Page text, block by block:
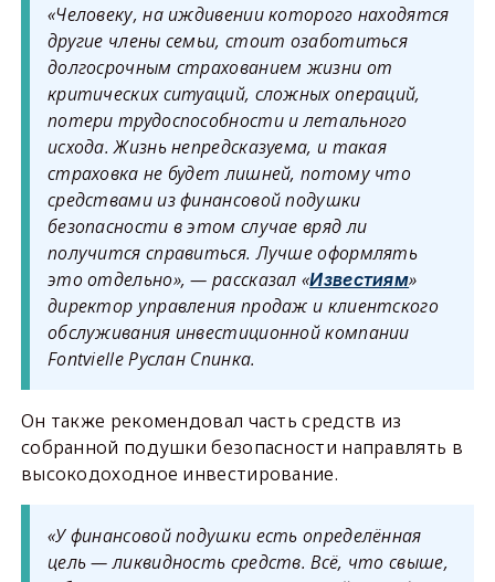
«Человеку, на иждивении которого находятся
другие члены семьи, стоит озаботиться
долгосрочным страхованием жизни от
критических ситуаций, сложных операций,
потери трудоспособности и летального
исхода. Жизнь непредсказуема, и такая
страховка не будет лишней, потому что
средствами из финансовой подушки
безопасности в этом случае вряд ли
получится справиться. Лучше оформлять
это отдельно», — рассказал «Известиям»
директор управления продаж и клиентского
обслуживания инвестиционной компании
Fontvielle Руслан Спинка.
Он также рекомендовал часть средств из
собранной подушки безопасности направлять в
высокодоходное инвестирование.
«У финансовой подушки есть определённая
цель — ликвидность средств. Всё, что свыше,